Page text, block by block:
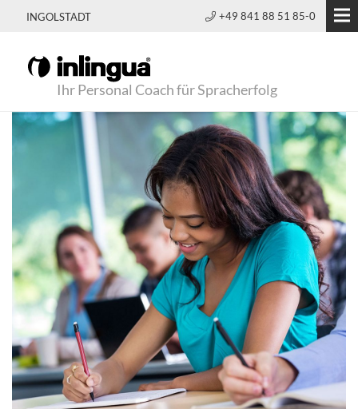
INGOLSTADT +49 841 88 51 85-0
Ihr Personal Coach für Spracherfolg